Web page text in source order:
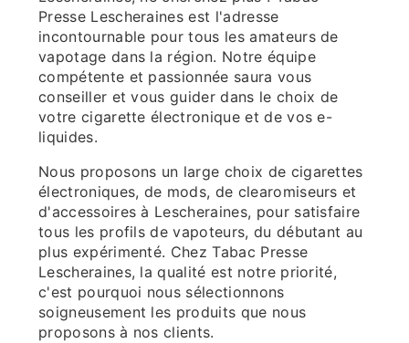
Presse Lescheraines est l'adresse
incontournable pour tous les amateurs de
vapotage dans la région. Notre équipe
compétente et passionnée saura vous
conseiller et vous guider dans le choix de
votre cigarette électronique et de vos e-
liquides.
Nous proposons un large choix de cigarettes
électroniques, de mods, de clearomiseurs et
d'accessoires à Lescheraines, pour satisfaire
tous les profils de vapoteurs, du débutant au
plus expérimenté. Chez Tabac Presse
Lescheraines, la qualité est notre priorité,
c'est pourquoi nous sélectionnons
soigneusement les produits que nous
proposons à nos clients.